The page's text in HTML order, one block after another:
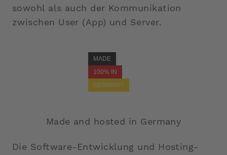
sowohl als auch der Kommunikation
zwischen User (App) und Server.
Made and hosted in Germany
Die Software-Entwicklung und Hosting-